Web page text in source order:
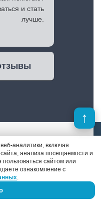
и стать
лучше.
в штате
аналитики, включая
анализа посещаемости и
сайтом или
ознакомление с
.